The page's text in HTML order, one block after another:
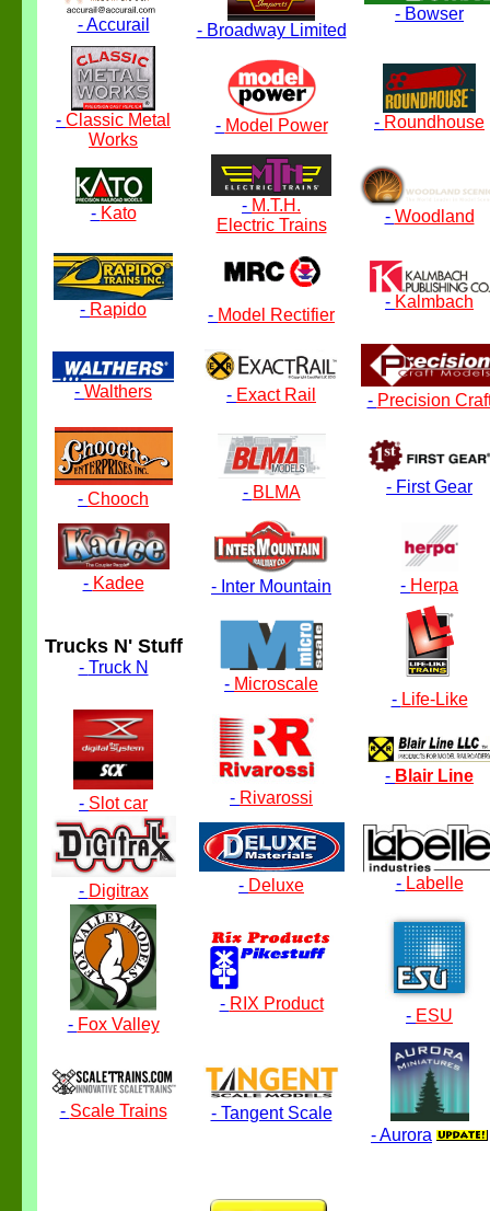
- Accurail - Broadway Limited
- Bowser
- Classic Metal
Works
- Model Power - Roundhouse
- Kato - M.T.H.
Electric Trains
- Woodland
- Rapido - Model Rectifier
- Kalmbach
- Walthers - Exact Rail - Precision
- Chooch - BLMA - First Gear
- Kadee - Inter Mountain - Herpa
Trucks N' Stuff
- Truck N
- Microscale
- Life-Like
- Slot car - Rivarossi
- Blair Line
- Digitrax - Deluxe - Labelle
- Fox Valley
- RIX Product
- ESU
- Scale Trains
- Tangent Scale
- Aurora